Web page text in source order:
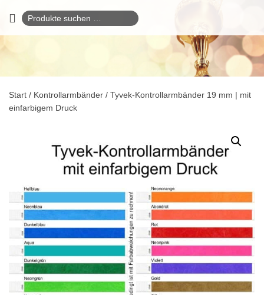
Suchen
nach:
Start / Kontrollarmbänder / Tyvek-Kontrollarmbänder 19 mm | mit
einfarbigem Druck